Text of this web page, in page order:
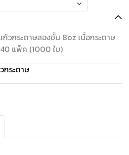
วกระดาษสองชั้น 8oz เนื้อกระดาษ
แพ็ค (1000 ใบ)
กระดาษ